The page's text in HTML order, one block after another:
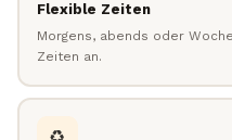
Flexible Zeiten
Morgens, abends oder
Zeiten an.